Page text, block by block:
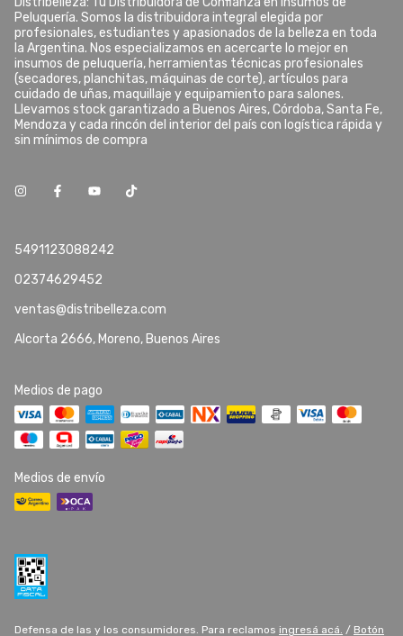
Peluquería. Somos la distribuidora integral elegida por
profesionales, estudiantes y apasionados de la belleza en toda
la Argentina. Nos especializamos en acercarte lo mejor en
insumos de peluquería, herramientas técnicas profesionales
(secadores, planchitas, máquinas de corte), artículos para
cuidado de uñas, maquillaje y equipamiento para salones.
Llevamos stock garantizado a Buenos Aires, Córdoba, Santa Fe,
Mendoza y cada rincón del interior del país con logística rápida y
sin mínimos de compra
5491123088242
02374629452
ventas@distribelleza.com
Alcorta 2666, Moreno, Buenos Aires
Medios de pago
Medios de envío
Defensa de las y los consumidores. Para reclamos ingresá acá. / Botón